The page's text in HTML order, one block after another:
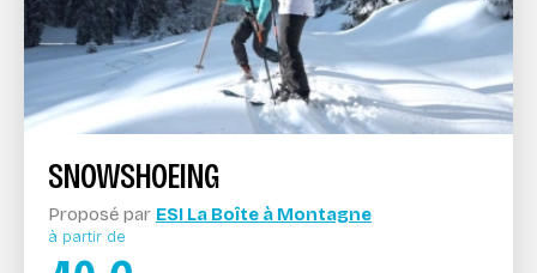
SNOWSHOEING
Proposé par ESI La Boîte à Montagne
à partir de